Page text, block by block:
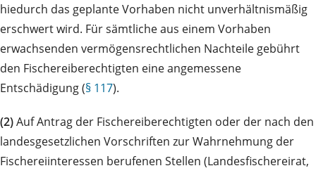
hiedurch das geplante Vorhaben nicht unverhältnismäßig
erschwert wird. Für sämtliche aus einem Vorhaben
erwachsenden vermögensrechtlichen Nachteile gebührt
den Fischereiberechtigten eine angemessene
Entschädigung (§ 117).
(2)Auf Antrag der Fischereiberechtigten oder der nach den
landesgesetzlichen Vorschriften zur Wahrnehmung der
Fischereiinteressen berufenen Stellen (Landesfischereirat,